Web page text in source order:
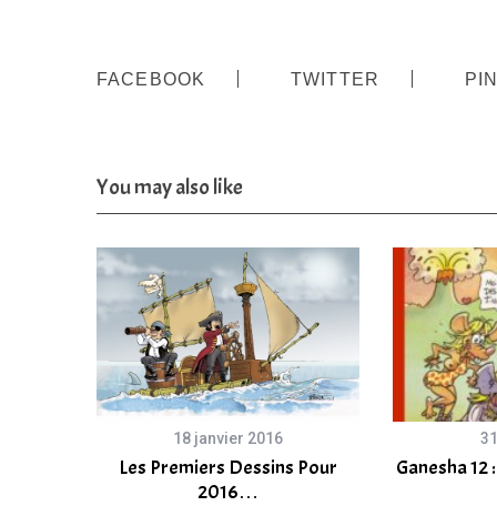
FACEBOOK TWITTER
You may also like
18 janvier 2016
Les Premiers Dessins Pour
2016…
Ganesha